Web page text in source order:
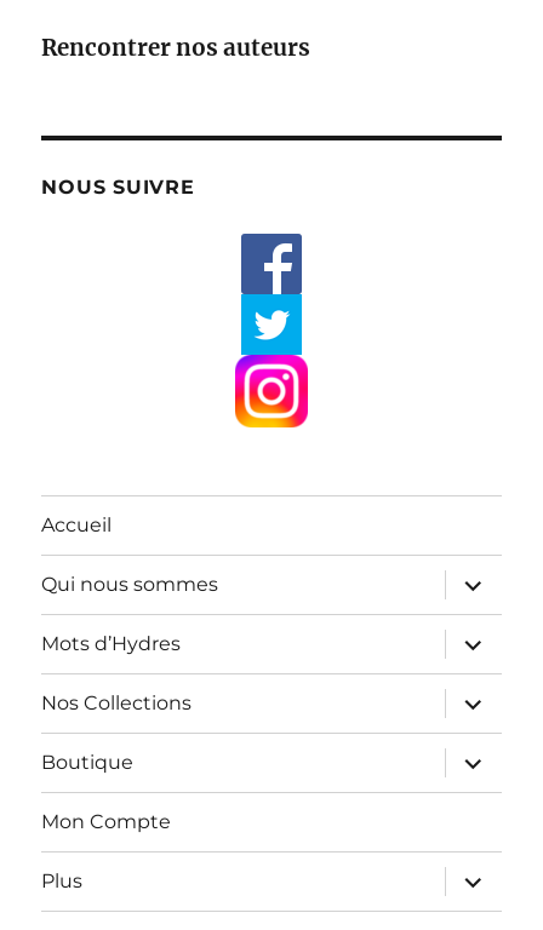
Rencontrer nos auteurs
NOUS SUIVRE
Accueil
Qui nous sommes
ouvrir
le
sous-
menu
Mots d’Hydres
ouvrir
le
sous-
menu
Nos Collections
ouvrir
le
sous-
menu
Boutique
ouvrir
le
sous-
Mon Compte
Plus
ouvrir
le
sous-